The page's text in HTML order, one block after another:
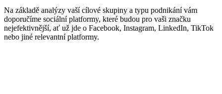
Na základě analýzy vaší cílové skupiny a typu podnikání vám
doporučíme sociální platformy, které budou pro vaši značku
nejefektivnější, ať už jde o Facebook, Instagram, LinkedIn, TikTok
nebo jiné relevantní platformy.